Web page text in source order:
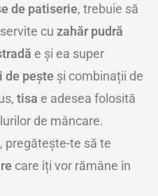
de patiserie, trebuie să
cu zahăr pudră
e și ea super
de pește și combinații de
tisa e adesea folosită
de mâncare.
pregătește-te să te
care îți vor rămâne în